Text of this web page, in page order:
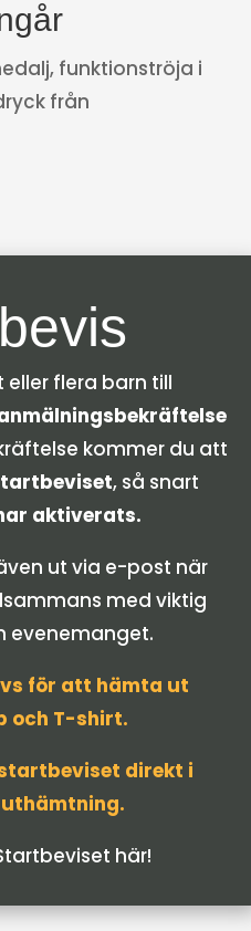
funktionströja i
från
flera barn till
kommer du att
, så snart
aktiverats.
ut via e-post när
med viktig
evenemanget.
för att hämta ut
och T-shirt.
direkt i
här!